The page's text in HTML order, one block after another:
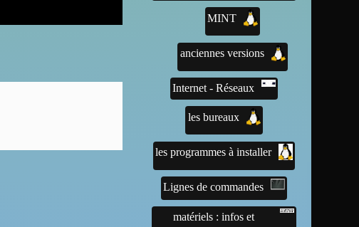
MINT
anciennes versions
Internet - Réseaux
les bureaux
les programmes à installer
Lignes de commandes
matériels : infos et